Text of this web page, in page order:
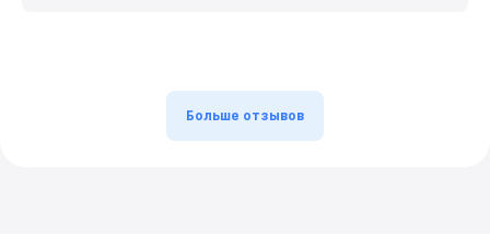
Больше отзывов